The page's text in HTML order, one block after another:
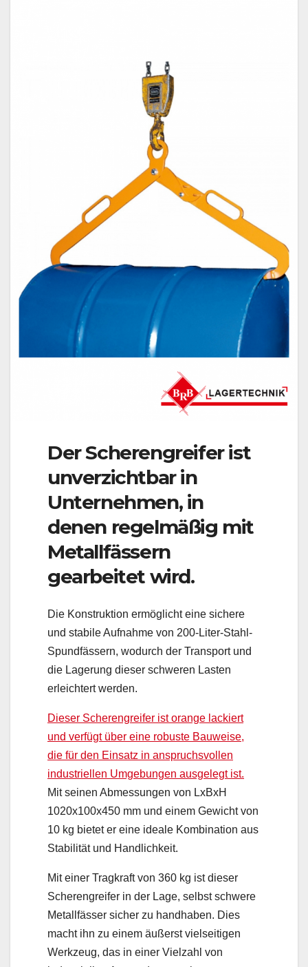
Der Scherengreifer ist
unverzichtbar in
Unternehmen, in
denen regelmäßig mit
Metallfässern
gearbeitet wird.
Die Konstruktion ermöglicht eine sichere
und stabile Aufnahme von 200-Liter-Stahl-
Spundfässern, wodurch der Transport und
die Lagerung dieser schweren Lasten
erleichtert werden.
Dieser Scherengreifer ist orange lackiert
und verfügt über eine robuste Bauweise,
die für den Einsatz in anspruchsvollen
industriellen Umgebungen ausgelegt ist.
Mit seinen Abmessungen von LxBxH
1020x100x450 mm und einem Gewicht von
10 kg bietet er eine ideale Kombination aus
Stabilität und Handlichkeit.
Mit einer Tragkraft von 360 kg ist dieser
Scherengreifer in der Lage, selbst schwere
Metallfässer sicher zu handhaben. Dies
macht ihn zu einem äußerst vielseitigen
Werkzeug, das in einer Vielzahl von